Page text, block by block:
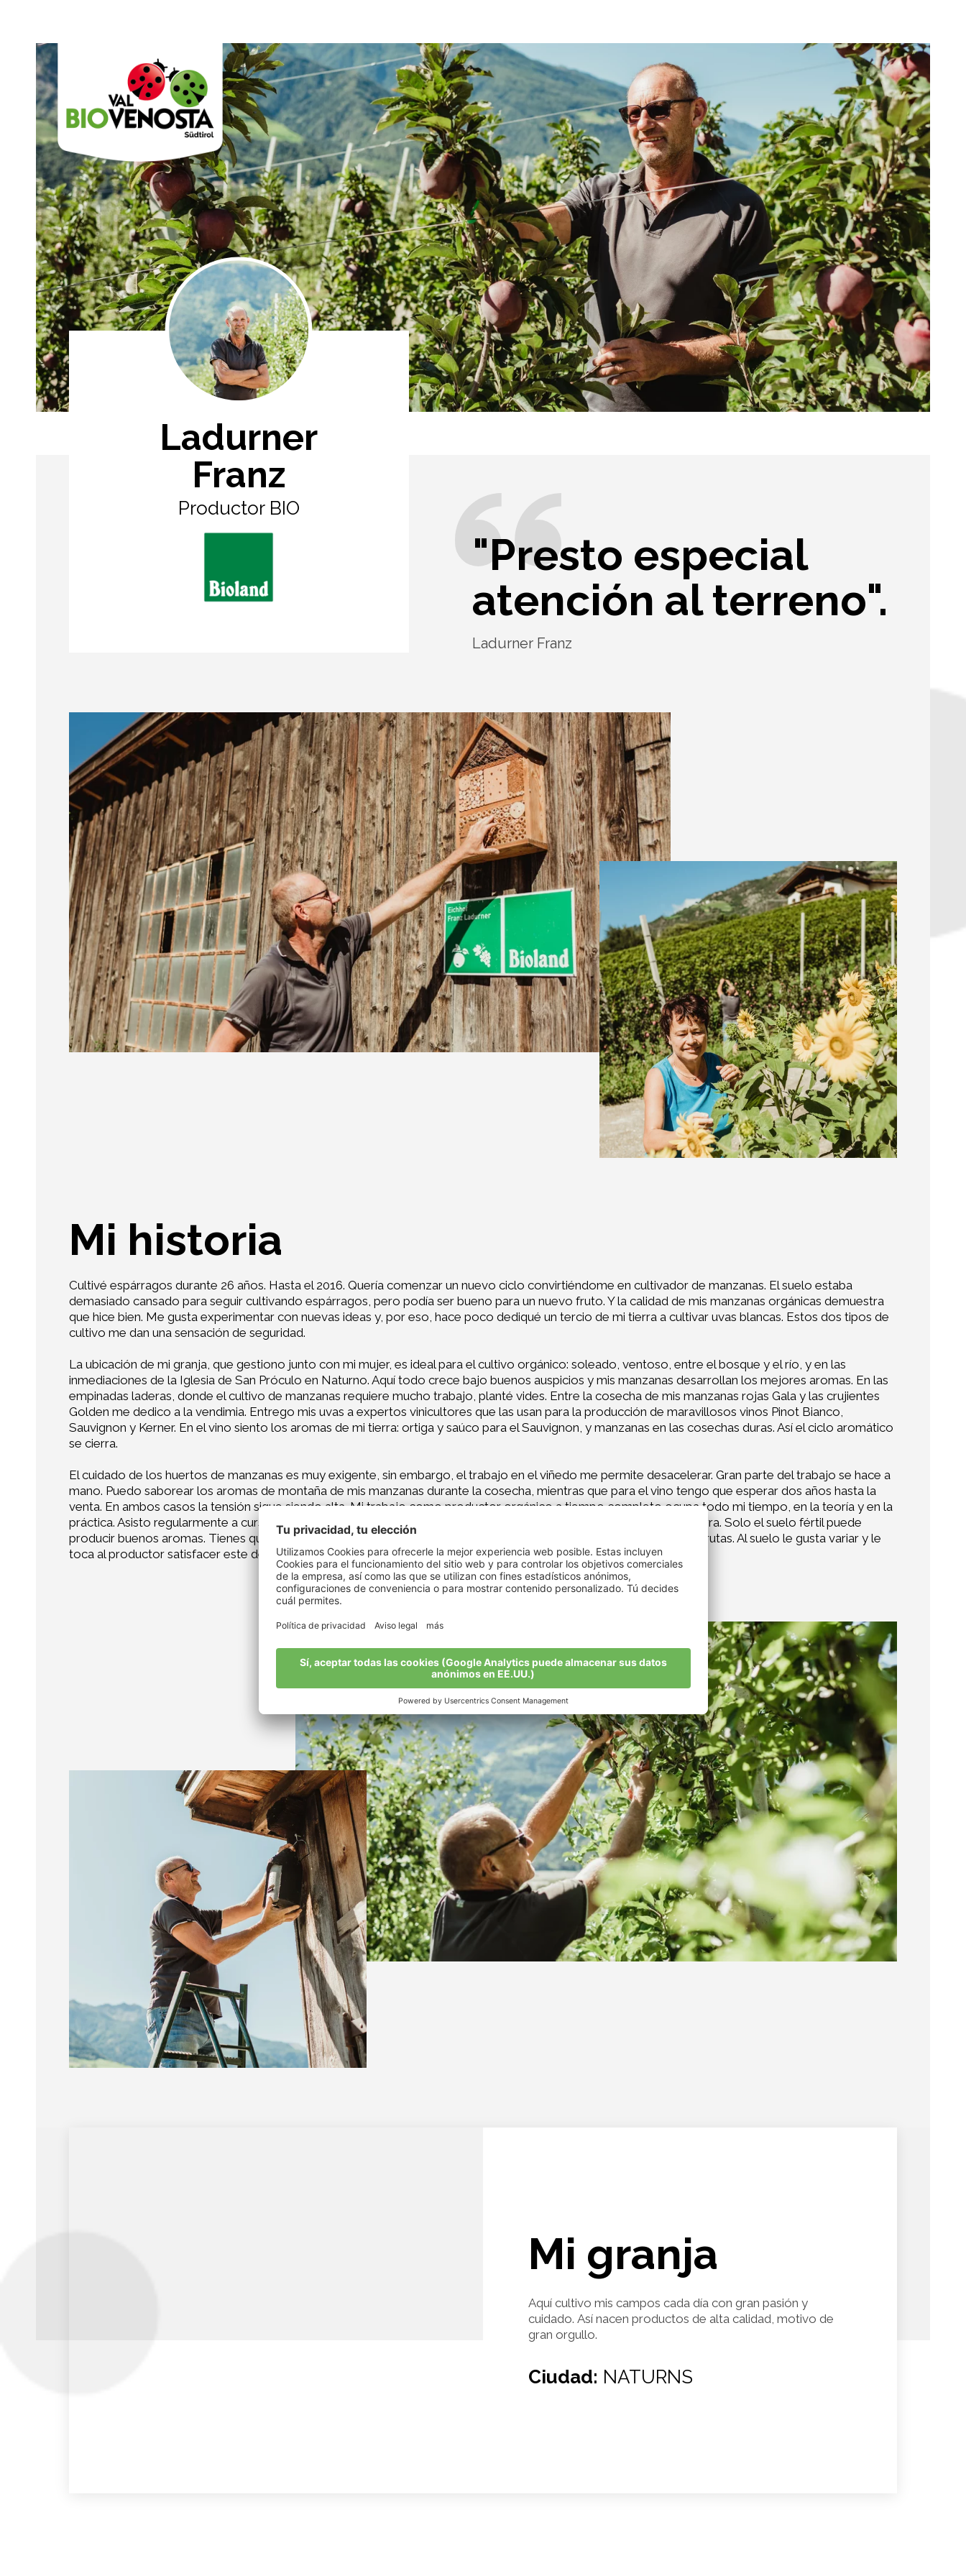
Ladurner
Franz
Productor BIO
"Presto especial
atención al terreno".
Ladurner Franz
Mi historia
Cultivé espárragos durante 26 años. Hasta el 2016. Quería comenzar un nuevo ciclo convirtiéndome en cultivador de manzanas. El suelo estaba
demasiado cansado para seguir cultivando espárragos, pero podía ser bueno para un nuevo fruto. Y la calidad de mis manzanas orgánicas demuestra
que hice bien. Me gusta experimentar con nuevas ideas y, por eso, hace poco dediqué un tercio de mi tierra a cultivar uvas blancas. Estos dos tipos de
cultivo me dan una sensación de seguridad.
La ubicación de mi granja, que gestiono junto con mi mujer, es ideal para el cultivo orgánico: soleado, ventoso, entre el bosque y el río, y en las
inmediaciones de la Iglesia de San Próculo en Naturno. Aquí todo crece bajo buenos auspicios y mis manzanas desarrollan los mejores aromas. En las
empinadas laderas, donde el cultivo de manzanas requiere mucho trabajo, planté vides. Entre la cosecha de mis manzanas rojas Gala y las crujientes
Golden me dedico a la vendimia. Entrego mis uvas a expertos vinicultores que las usan para la producción de maravillosos vinos Pinot Bianco,
Sauvignon y Kerner. En el vino siento los aromas de mi tierra: ortiga y saúco para el Sauvignon, y manzanas en las cosechas duras. Así el ciclo aromático
se cierra.
El cuidado de los huertos de manzanas es muy exigente, sin embargo, el trabajo en el viñedo me permite desacelerar. Gran parte del trabajo se hace a
mano. Puedo saborear los aromas de montaña de mis manzanas durante la cosecha, mientras que para el vino tengo que esperar dos años hasta la
venta. En ambos casos la tensión sigue siendo alta. Mi trabajo como productor orgánico a tiempo completo ocupa todo mi tiempo, en la teoría y en la
práctica. Asisto regularmente a cursos en los que adquiero nuevos conocimientos sobre lo orgánico. Para mí y mi tierra. Solo el suelo fértil puede
producir buenos aromas. Tienes que evolucionar constantemente; no importa si se cultivan manzanas, uvas u otras frutas. Al suelo le gusta variar y le
toca al productor satisfacer este deseo a tiempo para mantenerlo motivado.
Mi granja
Aquí cultivo mis campos cada día con gran pasión y
cuidado. Así nacen productos de alta calidad, motivo de
gran orgullo.
Ciudad: NATURNS